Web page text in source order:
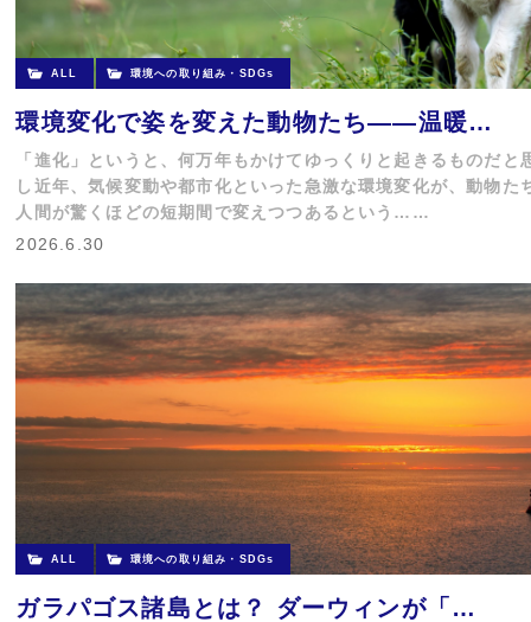
ALL 環境への取り組み・SDGs
環境変化で姿を変えた動物たち——温暖…
「進化」というと、何万年もかけてゆっくりと起きるものだと
し近年、気候変動や都市化といった急激な環境変化が、動物た
人間が驚くほどの短期間で変えつつあるという……
2026.6.30
ALL 環境への取り組み・SDGs
ガラパゴス諸島とは？ ダーウィンが「…